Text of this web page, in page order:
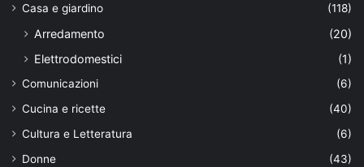
Casa e giardino
(118)
Arredamento
(20)
Elettrodomestici
(1)
Comunicazioni
(6)
Cucina e ricette
(40)
Cultura e Letteratura
(6)
Donne
(43)